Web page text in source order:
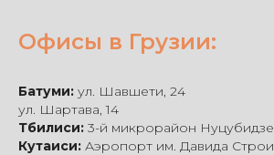
Офисы в Грузии:
Батуми: ул. Шавшети, 24
ул. Шартава, 14
Тбилиси: 3-й микрорайон
Кутаиси: Аэропорт им. Давида